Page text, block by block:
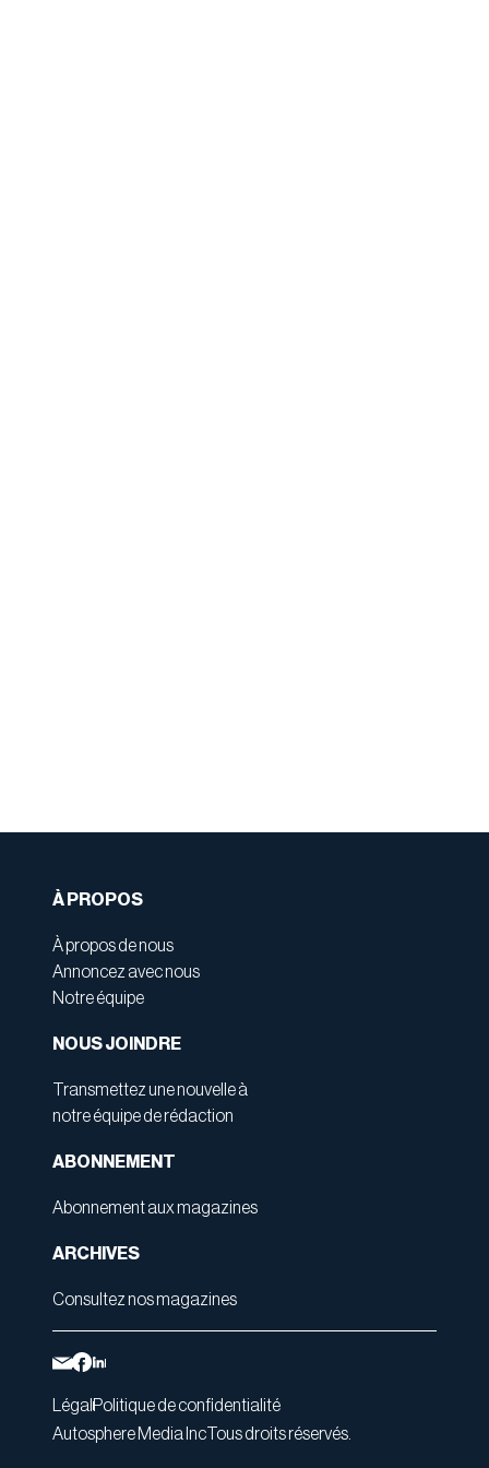
À PROPOS
À propos de nous
Annoncez avec nous
Notre équipe
NOUS JOINDRE
Transmettez une nouvelle à
notre équipe de rédaction
ABONNEMENT
Abonnement aux magazines
ARCHIVES
Consultez nos magazines
Légal Politique de confidentialité
Autosphere Media Inc Tous droits réservés.